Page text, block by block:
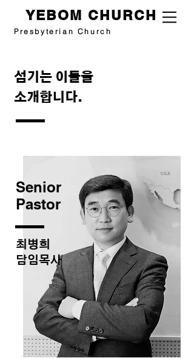
Presbyterian Church
YEBOM CHURCH
섬기는 ​ 이들을
소개합니다.
​최병희
담임목사
Senior
Pastor